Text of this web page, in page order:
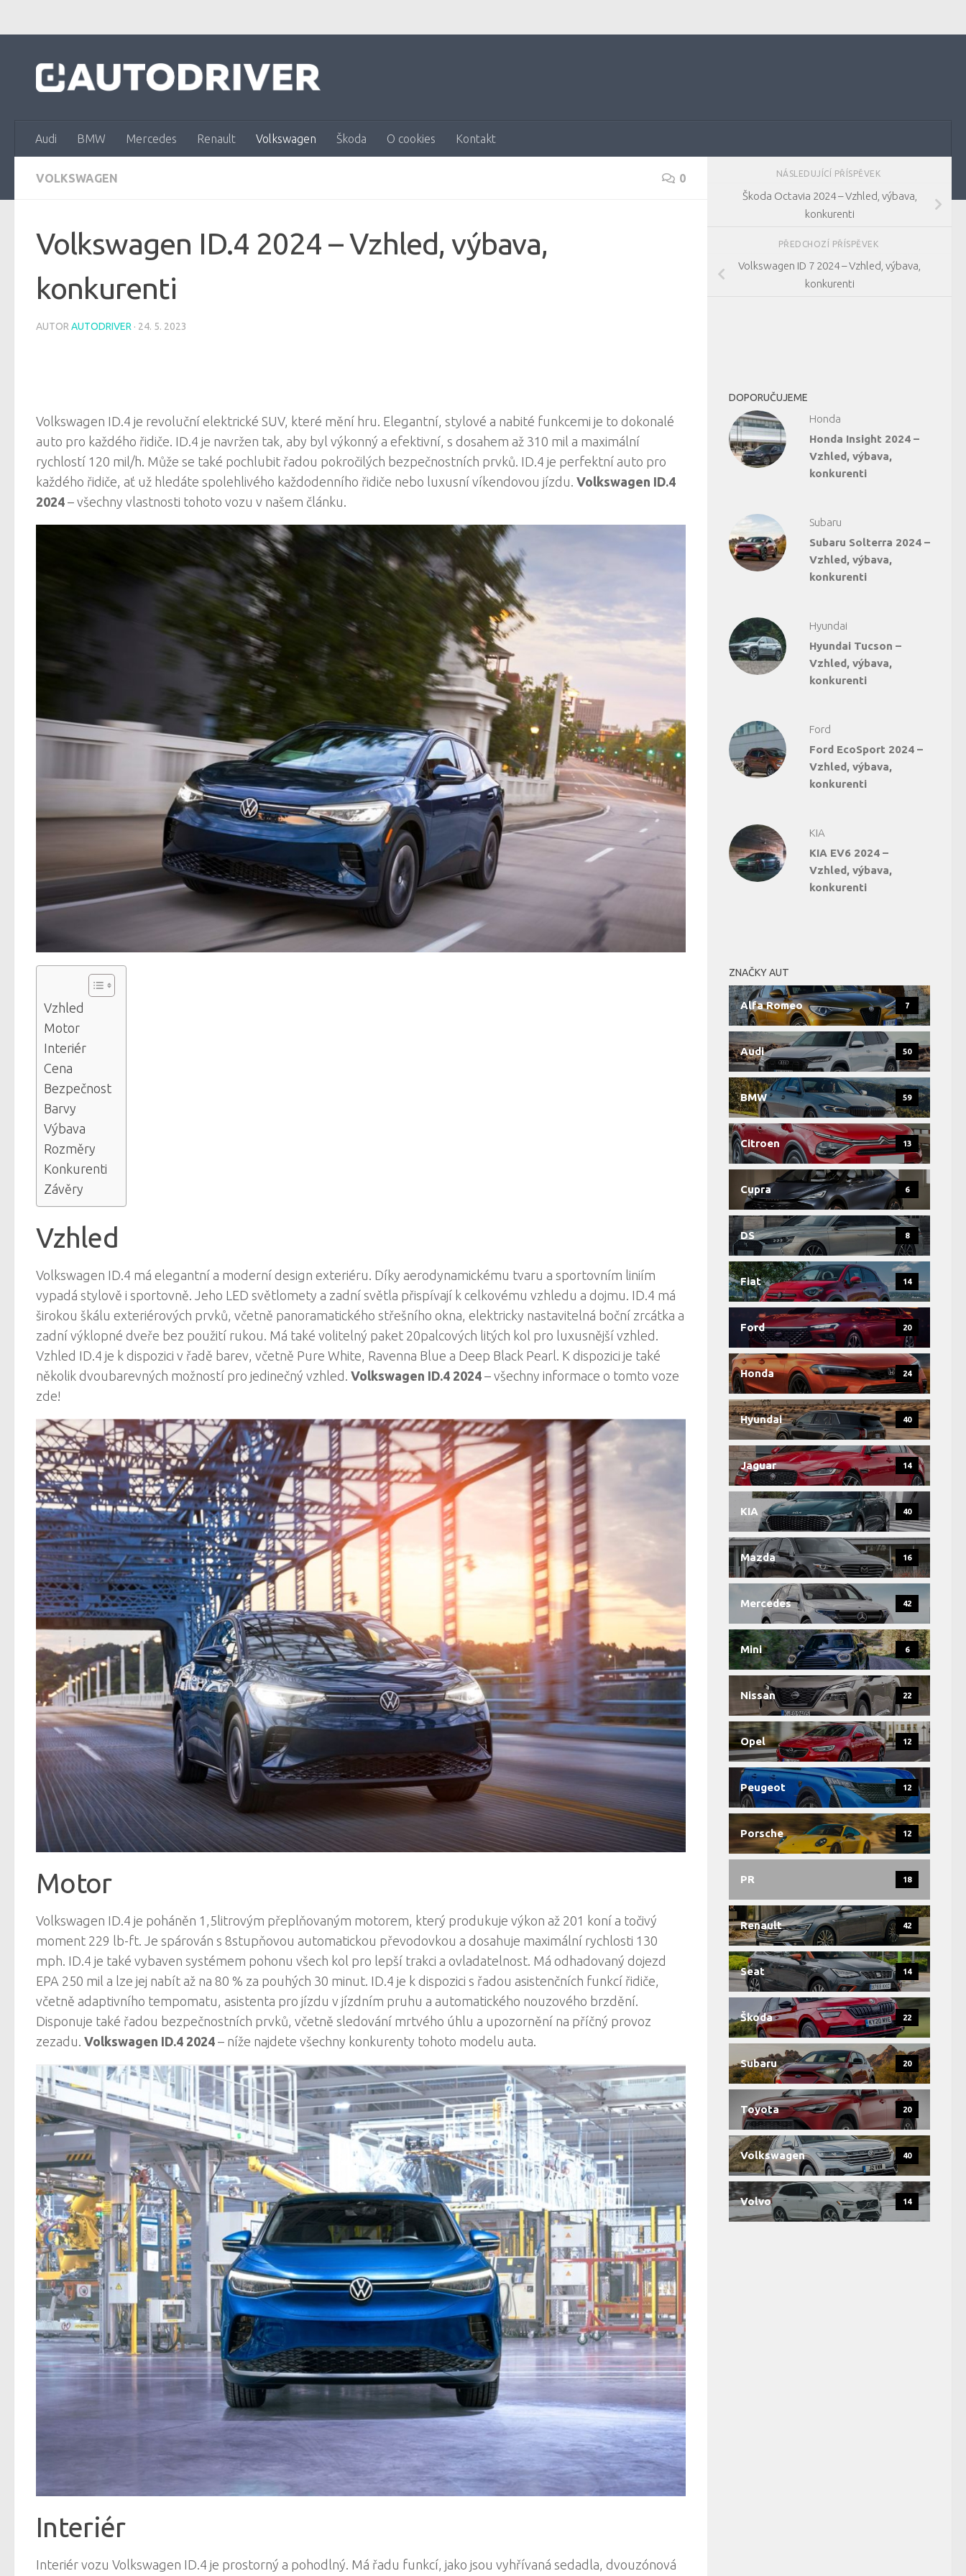
Audi BMW Mercedes Renault Volkswagen Škoda O cookies Kontakt
VOLKSWAGEN 0
Volkswagen ID.4 2024 – Vzhled, výbava,
konkurenti
AUTOR AUTODRIVER · 24. 5. 2023
Volkswagen ID.4 je revoluční elektrické SUV, které mění hru. Elegantní, stylové a nabité funkcemi je to dokonalé
auto pro každého řidiče. ID.4 je navržen tak, aby byl výkonný a efektivní, s dosahem až 310 mil a maximální
rychlostí 120 mil/h. Může se také pochlubit řadou pokročilých bezpečnostních prvků. ID.4 je perfektní auto pro
každého řidiče, ať už hledáte spolehlivého každodenního řidiče nebo luxusní víkendovou jízdu. Volkswagen ID.4
2024 – všechny vlastnosti tohoto vozu v našem článku.
Vzhled
Motor
Interiér
Cena
Bezpečnost
Barvy
Výbava
Rozměry
Konkurenti
Závěry
Vzhled
Volkswagen ID.4 má elegantní a moderní design exteriéru. Díky aerodynamickému tvaru a sportovním liniím
vypadá stylově i sportovně. Jeho LED světlomety a zadní světla přispívají k celkovému vzhledu a dojmu. ID.4 má
širokou škálu exteriérových prvků, včetně panoramatického střešního okna, elektricky nastavitelná boční zrcátka a
zadní výklopné dveře bez použití rukou. Má také volitelný paket 20palcových litých kol pro luxusnější vzhled.
Vzhled ID.4 je k dispozici v řadě barev, včetně Pure White, Ravenna Blue a Deep Black Pearl. K dispozici je také
několik dvoubarevných možností pro jedinečný vzhled. Volkswagen ID.4 2024 – všechny informace o tomto voze
zde!
Motor
Volkswagen ID.4 je poháněn 1,5litrovým přeplňovaným motorem, který produkuje výkon až 201 koní a točivý
moment 229 lb-ft. Je spárován s 8stupňovou automatickou převodovkou a dosahuje maximální rychlosti 130
mph. ID.4 je také vybaven systémem pohonu všech kol pro lepší trakci a ovladatelnost. Má odhadovaný dojezd
EPA 250 mil a lze jej nabít až na 80 % za pouhých 30 minut. ID.4 je k dispozici s řadou asistenčních funkcí řidiče,
včetně adaptivního tempomatu, asistenta pro jízdu v jízdním pruhu a automatického nouzového brzdění.
Disponuje také řadou bezpečnostních prvků, včetně sledování mrtvého úhlu a upozornění na příčný provoz
zezadu. Volkswagen ID.4 2024 – níže najdete všechny konkurenty tohoto modelu auta.
Interiér
Interiér vozu Volkswagen ID.4 je prostorný a pohodlný. Má řadu funkcí, jako jsou vyhřívaná sedadla, dvouzónová
NÁSLEDUJÍCÍ PŘÍSPĚVEK
Škoda Octavia 2024 – Vzhled, výbava,
konkurenti
PŘEDCHOZÍ PŘÍSPĚVEK
Volkswagen ID 7 2024 – Vzhled, výbava,
konkurenti
DOPORUČUJEME
Honda
Honda Insight 2024 –
Vzhled, výbava,
konkurenti
Subaru
Subaru Solterra 2024 –
Vzhled, výbava,
konkurenti
Hyundai
Hyundai Tucson –
Vzhled, výbava,
konkurenti
Ford
Ford EcoSport 2024 –
Vzhled, výbava,
konkurenti
KIA
KIA EV6 2024 –
Vzhled, výbava,
konkurenti
ZNAČKY AUT
Alfa Romeo 7
Audi 50
BMW 59
Citroen 13
Cupra 6
DS 8
Fiat 14
Ford 20
Honda 24
Hyundai 40
Jaguar 14
KIA 40
Mazda 16
Mercedes 42
Mini 6
Nissan 22
Opel 12
Peugeot 12
Porsche 12
PR 18
Renault 42
Seat 14
Škoda 22
Subaru 20
Toyota 20
Volkswagen 40
Volvo 14